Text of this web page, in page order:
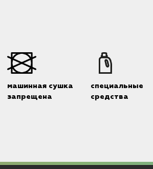
машинная сушка
запрещена
специальные
средства